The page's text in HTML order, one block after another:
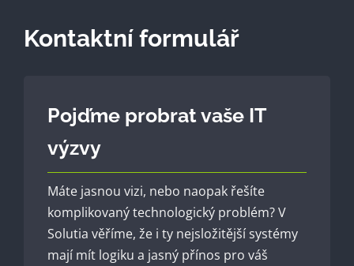
Kontaktní formulář
Pojďme probrat vaše IT
výzvy
Máte jasnou vizi, nebo naopak řešíte
komplikovaný technologický problém? V
Solutia věříme, že i ty nejsložitější systémy
mají mít logiku a jasný přínos pro váš